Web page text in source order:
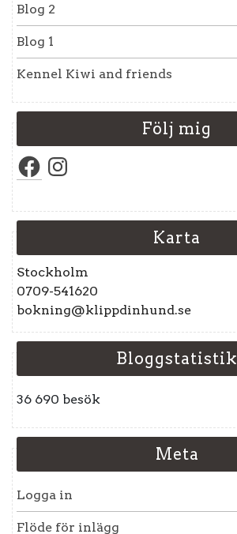
Blog 2
Blog 1
Kennel Kiwi and friends
Följ mig
FacebookInstagram
Karta
Stockholm
0709-541620
bokning@klippdinhund.se
Bloggstatistik
36 690 besök
Meta
Logga in
Flöde för inlägg